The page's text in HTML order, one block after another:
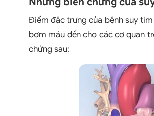
Điểm đặc trưng của bệnh suy
bơm máu đến cho các cơ quan
chứng sau: